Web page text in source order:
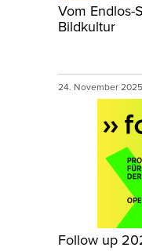
Vom Endlos-
Bildkultur
24. November 2025
Follow up